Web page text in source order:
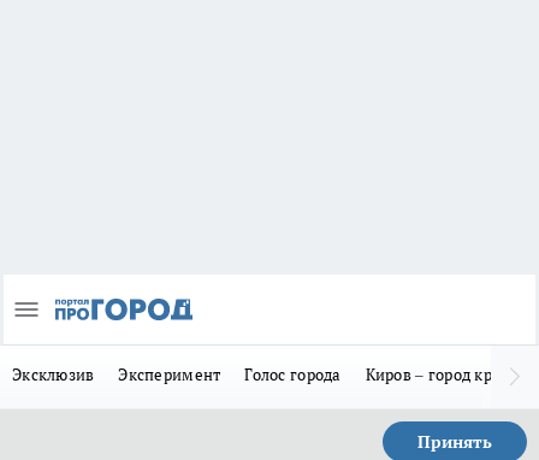
Эксклюзив Эксперимент Голос города Киров – город
Принять